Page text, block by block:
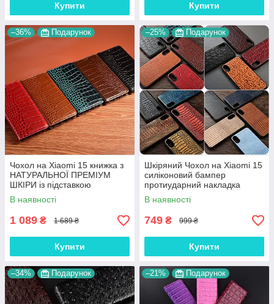
Купити Купити
–36% Подарунок
Чохол на Xiaomi 15 книжка з
НАТУРАЛЬНОЇ ПРЕМІУМ
ШКІРИ із підставкою
протиударний магнітний
"CROCODILE"
В наявності
1 089 ₴ 1 689 ₴
Купити
–25% Подарунок
Шкіряний Чохол на Xiaomi 15
силіконовий бампер
протиударний накладка
(вкажіть модель) "GENUINE"
В наявності
749 ₴ 999 ₴
Купити
–34% Подарунок –21% Подарунок